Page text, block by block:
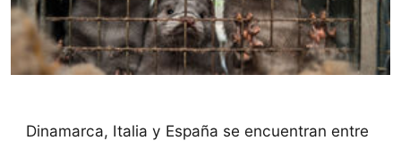
Dinamarca, Italia y España se encuentran entre